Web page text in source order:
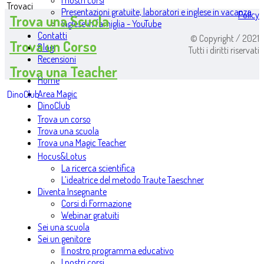
Presentazioni gratuite, laboratori e inglese in vacanza
Inglese in famiglia - YouTube
Contatti
Blog
Recensioni
Home
Area Magic
DinoClub
Trova un corso
Trova una scuola
Trova una Magic Teacher
Hocus&Lotus
La ricerca scientifica
L’ideatrice del metodo Traute Taeschner
Diventa Insegnante
Corsi di Formazione
Webinar gratuiti
Sei una scuola
Sei un genitore
Il nostro programma educativo
Trovaci
Trova una Scuola
Trova un Corso
Trova una Teacher
DinoClub
Policy
© Copyright / 2021
Tutti i diritti riservati